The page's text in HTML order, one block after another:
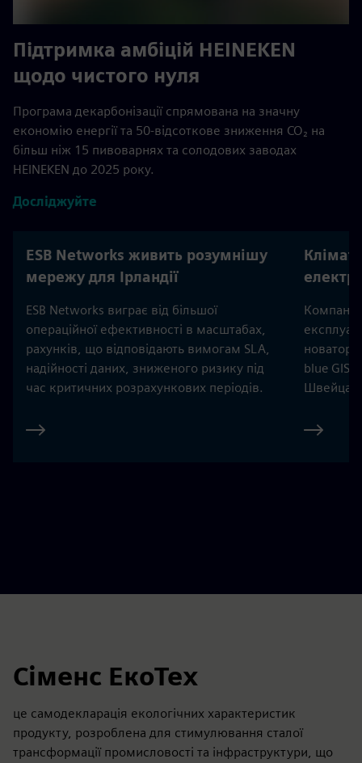
Підтримка амбіцій HEINEKEN
щодо чистого нуля
Програма декарбонізації спрямована на значну
економію енергії та 50-відсоткове зниження CO₂ на
більш ніж 15 пивоварнях та солодових заводах
HEINEKEN до 2025 року.
Досліджуйте
ESB Networks живить розумнішу
мережу для Ірландії
ESB Networks виграє від більшої
операційної ефективності в масштабах,
рахунків, що відповідають вимогам SLA,
надійності даних, зниженого ризику під
час критичних розрахункових періодів.
blue GIS,
Сіменс ЕкоТех
це самодекларація екологічних характеристик
продукту, розроблена для стимулювання сталої
трансформації промисловості та інфраструктури, що